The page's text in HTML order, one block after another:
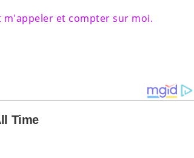
m'appeler et compter sur moi.